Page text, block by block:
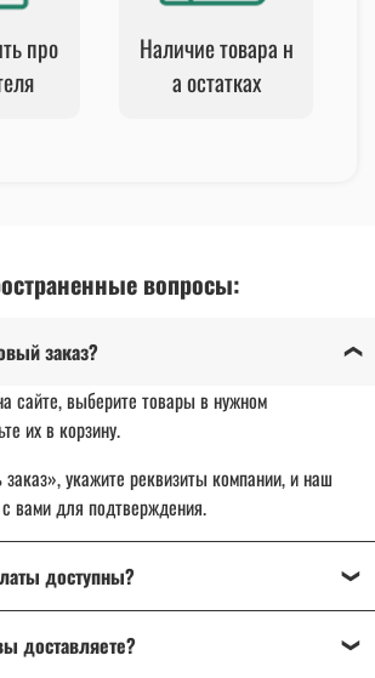
про
Наличие товара н
а остатках
вопросы:
заказ?
сайте, выберите товары в нужном
их в корзину.
укажите реквизиты компании, и наш
вами для подтверждения.
доступны?
организации.
доставляете?